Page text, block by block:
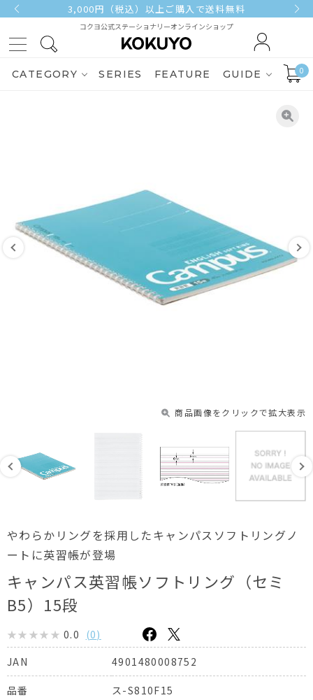
3,000円（税込）以上ご購入で送料無料
コクヨ公式ステーショナリーオンラインショップ
CATEGORY SERIES FEATURE GUIDE 0
商品画像をクリックで拡大表示
やわらかリングを採用したキャンパスソフトリングノ
ートに英習帳が登場
キャンパス英習帳ソフトリング（セミ
B5）15段
0.0 (0)
JAN
4901480008752
品番 ス-S810F15